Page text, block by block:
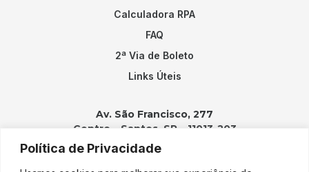
Política de Privacidade
Calculadora RPA
FAQ
2ª Via de Boleto
Links Úteis
Av. São Francisco, 277
Centro – Santos, SP – 11013-203
Contatos: